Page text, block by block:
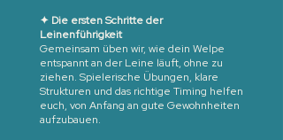
✦ Die ersten Schritte der
Leinenführigkeit
Gemeinsam üben wir, wie dein Welpe
entspannt an der Leine läuft, ohne zu
ziehen. Spielerische Übungen, klare
Strukturen und das richtige Timing helfen
euch, von Anfang an gute Gewohnheiten
aufzubauen.